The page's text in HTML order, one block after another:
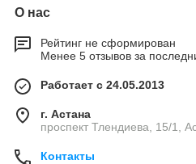
О нас
Рейтинг не сформирован
Менее 5 отзывов за
Работает с 24.05.2013
г. Астана
проспект Тлендиева, 15/1,
Контакты